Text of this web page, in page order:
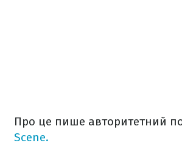
Про це пише авторитетний
Scene.